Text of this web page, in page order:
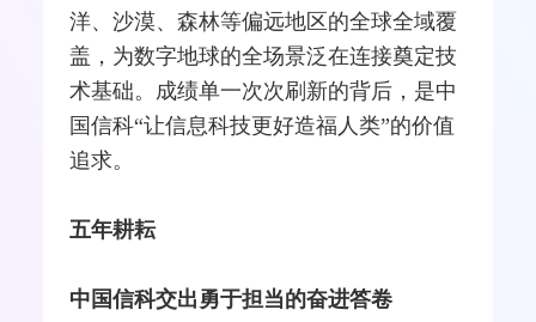
洋、沙漠、森林等偏远地区的全球全域覆
盖，为数字地球的全场景泛在连接奠定技
术基础。成绩单一次次刷新的背后，是中
国信科“让信息科技更好造福人类”的价值
追求。
五年耕耘
中国信科交出勇于担当的奋进答卷